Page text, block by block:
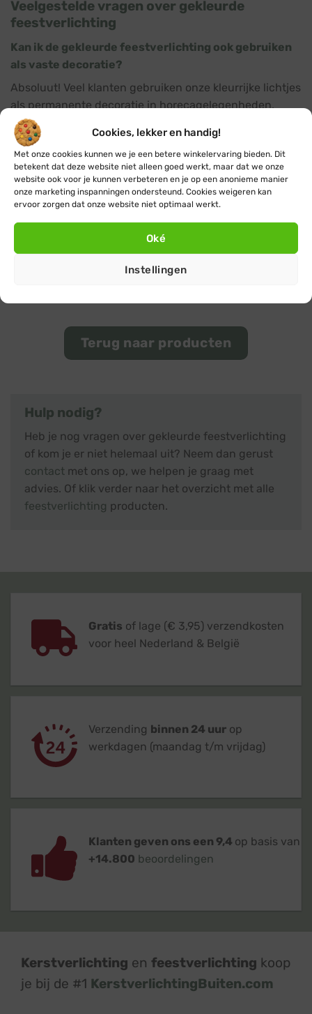
Cookies, lekker en handig!
Met onze cookies kunnen we je een betere winkelervaring bieden. Dit
betekent dat deze website niet alleen goed werkt, maar dat we onze
website ook voor je kunnen verbeteren en je op een anonieme manier
onze marketing inspanningen ondersteund. Cookies weigeren kan
ervoor zorgen dat onze website niet optimaal werkt.
Oké
Instellingen
Veelgestelde vragen over gekleurde
feestverlichting
Kan ik de gekleurde feestverlichting ook gebruiken
als vaste decoratie?
Absoluut! Veel klanten gebruiken onze kleurrijke lichtjes
als permanente decoratie in horecagelegenheden,
kinderkamers of gewoon als extra sfeerverlichting
thuis.
Zijn de gekleurde lampjes vervangbaar?
Ja, alle lampjes in onze feestverlichting hebben een
standaard E27 fitting, waardoor je ze gemakkelijk kunt
vervangen als dat nodig is. In ons assortiment vind je
losse gekleurde LED lampjes in alle kleuren, zodat je
jouw lichtjes altijd kunt herstellen of een nieuwe
Terug naar producten
Hulp nodig?
Heb je nog vragen over gekleurde feestverlichting
of kom je er niet helemaal uit? Neem dan gerust
contact met ons op, we helpen je graag met
advies. Of klik verder naar het overzicht met alle
feestverlichting producten.
Gratis of lage (€ 3,95) verzendkosten
voor heel Nederland & België
Verzending binnen 24 uur op
werkdagen (maandag t/m vrijdag)
Klanten geven ons een 9,4 op basis van
+14.800 beoordelingen
Kerstverlichting en feestverlichting koop
je bij de #1 KerstverlichtingBuiten.com